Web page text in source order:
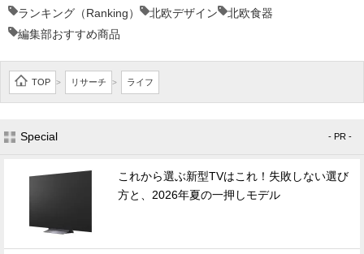
ランキング（Ranking）
北欧デザイン
北欧食器
編集部おすすめ商品
TOP > リサーチ > ライフ
Special - PR -
これから選ぶ新型TVはこれ！失敗しない選び
方と、2026年夏の一押しモデル